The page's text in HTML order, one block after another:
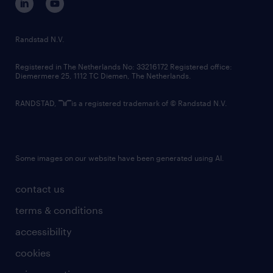
randstad innovation fund
country websites
contact us
terms & conditions
accessibility
cookies
Randstad N.V.
Registered in The Netherlands No: 33216172 Registered office:
Diemermere 25, 1112 TC Diemen, The Netherlands.
RANDSTAD, is a registered trademark of © Randstad N.V.
Some images on our website have been generated using AI.